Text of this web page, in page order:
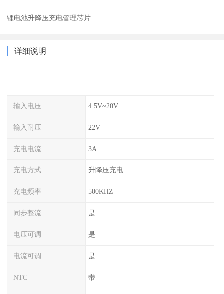
锂电池升降压充电管理芯片
详细说明
输入电压 4.5V~20V
输入耐压 22V
充电电流 3A
充电方式 升降压充电
充电频率 500KHZ
同步整流 是
电压可调 是
电流可调 是
NTC 带